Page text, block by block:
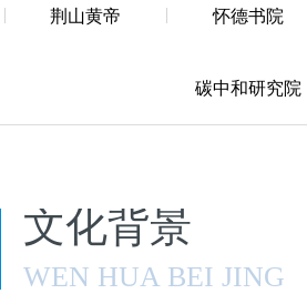
荆山黄帝 怀德书院
碳中和研究院
文化背景
WEN HUA BEI JING